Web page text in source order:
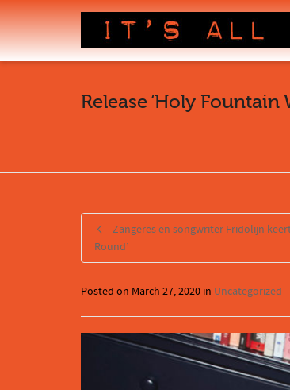
Release ‘Holy
Zangeres en songwriter Fridolijn
Round’
Posted on March 27, 2020 in Uncategorized